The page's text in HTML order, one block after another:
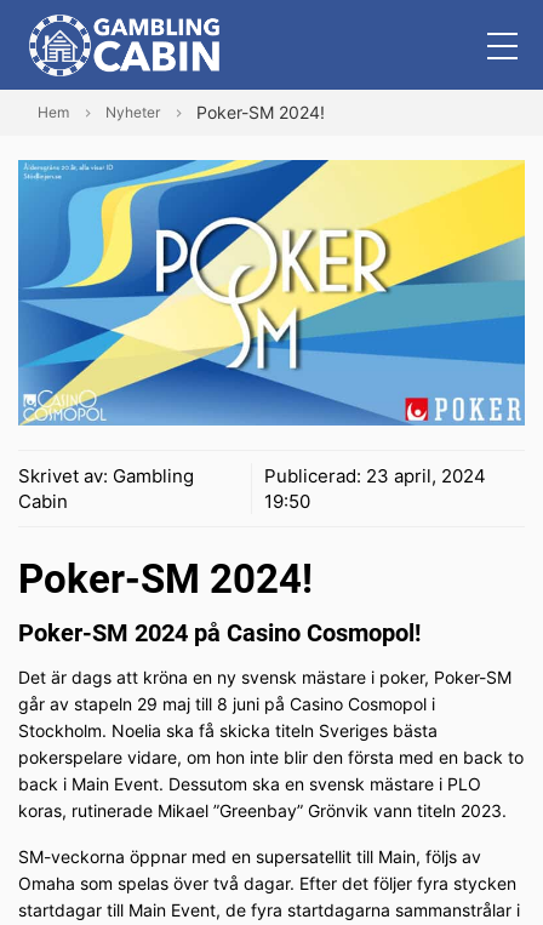
Hem Nyheter Poker-SM 2024!
Skrivet av: Gambling
Cabin
Publicerad: 23 april, 2024
19:50
Poker-SM 2024!
Poker-SM 2024 på Casino Cosmopol!
Det är dags att kröna en ny svensk mästare i poker, Poker-SM
går av stapeln 29 maj till 8 juni på Casino Cosmopol i
Stockholm. Noelia ska få skicka titeln Sveriges bästa
pokerspelare vidare, om hon inte blir den första med en back to
back i Main Event. Dessutom ska en svensk mästare i PLO
koras, rutinerade Mikael ”Greenbay” Grönvik vann titeln 2023.
SM-veckorna öppnar med en supersatellit till Main, följs av
Omaha som spelas över två dagar. Efter det följer fyra stycken
startdagar till Main Event, de fyra startdagarna sammanstrålar i